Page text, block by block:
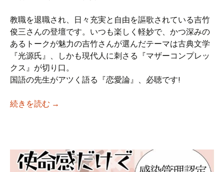
教職を退職され、日々充実と自由を謳歌されている吉竹
俊三さんの登壇です。いつも楽しく軽妙で、かつ深みの
あるトークが魅力の吉竹さんが選んだテーマは古典文学
『光源氏』、しかも現代人に刺さる『マザーコンプレッ
クス』が切り口。
国語の先生がアツく語る『恋愛論』、必聴です!
続きを読む 【iso乃家トークライブVol.41】「光源氏 “マザ
→